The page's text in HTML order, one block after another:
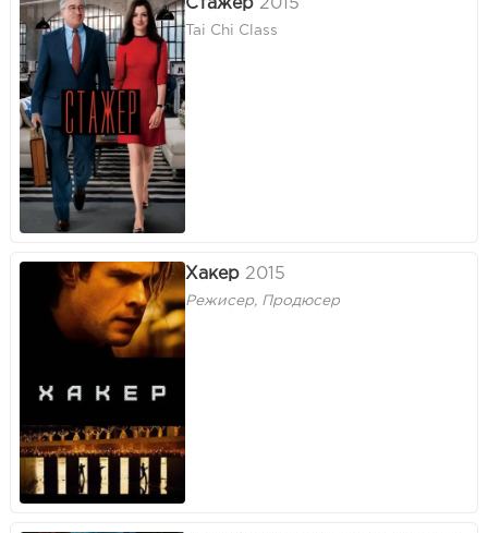
Стажер 2015
Tai Chi Class
Хакер 2015
Режисер, Продюсер